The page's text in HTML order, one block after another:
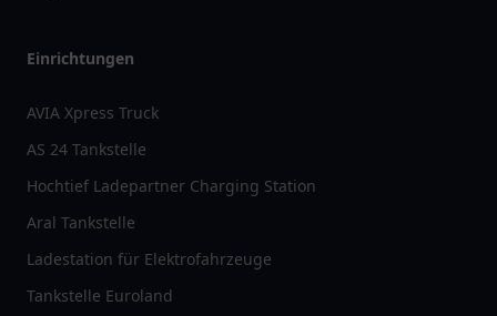
Einrichtungen
AVIA Xpress Truck
AS 24 Tankstelle
Hochtief Ladepartner Charging Station
Aral Tankstelle
Ladestation für Elektrofahrzeuge
Tankstelle Euroland